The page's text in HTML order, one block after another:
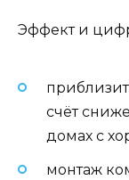
Эффект и
счёт
домах с
монтаж